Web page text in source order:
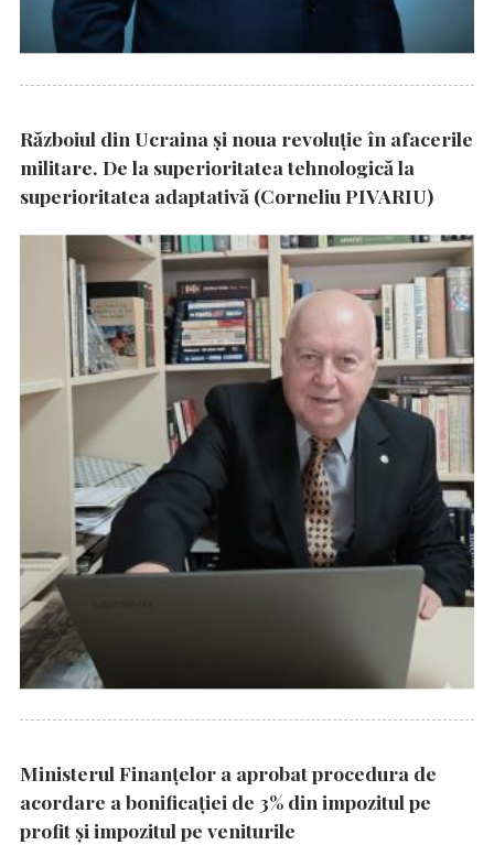
Războiul din Ucraina și noua revoluție în afacerile
militare. De la superioritatea tehnologică la
superioritatea adaptativă (Corneliu PIVARIU)
Ministerul Finanțelor a aprobat procedura de
acordare a bonificației de 3% din impozitul pe
profit și impozitul pe veniturile